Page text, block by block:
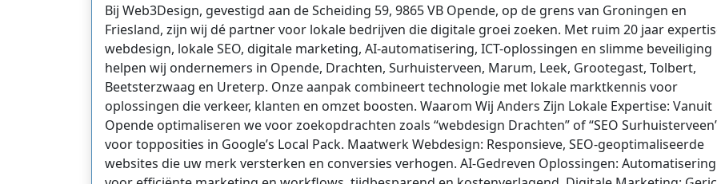
Bij Web3Design, gevestigd aan de Scheiding 59, 9865 VB Opende, op de grens van Groningen en
Friesland, zijn wij dé partner voor lokale bedrijven die digitale groei zoeken. Met ruim 20 jaar
webdesign, lokale SEO, digitale marketing, AI-automatisering, ICT-oplossingen en slimme beveiliging
helpen wij ondernemers in Opende, Drachten, Surhuisterveen, Marum, Leek, Grootegast, Tolbert,
Beetsterzwaag en Ureterp. Onze aanpak combineert technologie met lokale marktkennis voor
oplossingen die verkeer, klanten en omzet boosten. Waarom Wij Anders Zijn Lokale Expertise: Vanuit
Opende optimaliseren we voor zoekopdrachten zoals “webdesign Drachten” of “SEO
voor topposities in Google’s Local Pack. Maatwerk Webdesign: Responsieve, SEO-geoptimaliseerde
websites die uw merk versterken en conversies verhogen. AI-Gedreven Oplossingen: Automatisering